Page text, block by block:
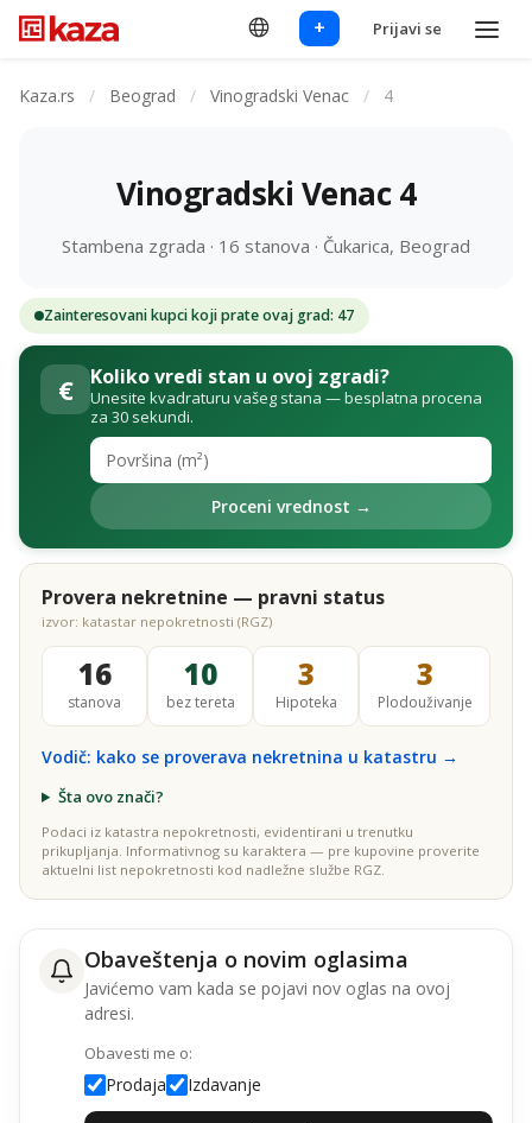
+ Prijavi se
Kaza.rs / Beograd / Vinogradski Venac / 4
Vinogradski Venac 4
Stambena zgrada · 16 stanova · Čukarica, Beograd
Zainteresovani kupci koji prate ovaj grad: 47
€ Koliko vredi stan u ovoj zgradi?
Unesite kvadraturu vašeg stana — besplatna procena
za 30 sekundi.
Proceni vrednost →
Provera nekretnine — pravni status
izvor: katastar nepokretnosti (RGZ)
16
stanova
10
bez tereta
3
Hipoteka
3
Plodouživanje
Vodič: kako se proverava nekretnina u katastru →
Šta ovo znači?
Podaci iz katastra nepokretnosti, evidentirani u trenutku
prikupljanja. Informativnog su karaktera — pre kupovine proverite
aktuelni list nepokretnosti kod nadležne službe RGZ.
Obaveštenja o novim oglasima
Javićemo vam kada se pojavi nov oglas na ovoj
adresi.
Obavesti me o:
Prodaja Izdavanje